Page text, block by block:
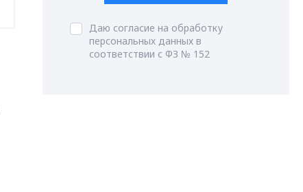
Даю согласие на обработку
персональных данных в
соответствии с ФЗ № 152